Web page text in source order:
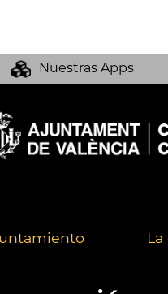
Nuestras Apps